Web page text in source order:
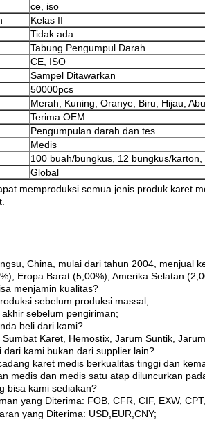
ce, iso
Kelas II
Tidak ada
Tabung Pengumpul Darah
CE, ISO
Sampel Ditawarkan
50000pcs
Merah, Kuning, Oranye, Biru, Hijau,
Terima OEM
Pengumpulan darah dan tes
Medis
100 buah/bungkus, 12 bungkus/
Global